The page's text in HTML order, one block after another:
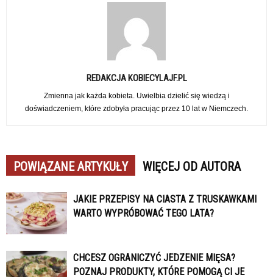
REDAKCJA KOBIECYLAJF.PL
Zmienna jak każda kobieta. Uwielbia dzielić się wiedzą i
doświadczeniem, które zdobyła pracując przez 10 lat w Niemczech.
POWIĄZANE ARTYKUŁY WIĘCEJ OD AUTORA
JAKIE PRZEPISY NA CIASTA Z TRUSKAWKAMI
WARTO WYPRÓBOWAĆ TEGO LATA?
CHCESZ OGRANICZYĆ JEDZENIE MIĘSA?
POZNAJ PRODUKTY, KTÓRE POMOGĄ CI JE